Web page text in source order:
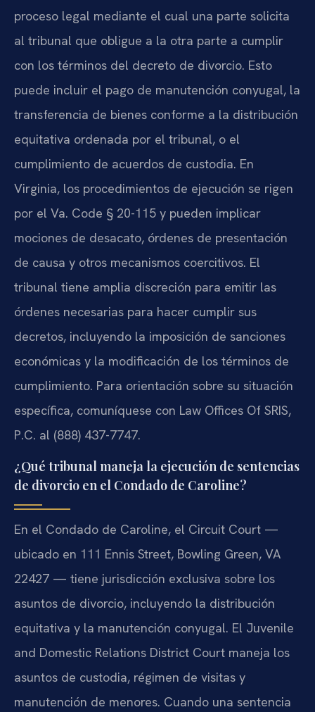
proceso legal mediante el cual una parte solicita
al tribunal que obligue a la otra parte a cumplir
con los términos del decreto de divorcio. Esto
puede incluir el pago de manutención conyugal, la
transferencia de bienes conforme a la distribución
equitativa ordenada por el tribunal, o el
cumplimiento de acuerdos de custodia. En
Virginia, los procedimientos de ejecución se rigen
por el Va. Code § 20-115 y pueden implicar
mociones de desacato, órdenes de presentación
de causa y otros mecanismos coercitivos. El
tribunal tiene amplia discreción para emitir las
órdenes necesarias para hacer cumplir sus
decretos, incluyendo la imposición de sanciones
económicas y la modificación de los términos de
cumplimiento. Para orientación sobre su situación
específica, comuníquese con Law Offices Of SRIS,
P.C. al (888) 437-7747.
¿Qué tribunal maneja la ejecución de sentencias
de divorcio en el Condado de Caroline?
En el Condado de Caroline, el Circuit Court —
ubicado en 111 Ennis Street, Bowling Green, VA
22427 — tiene jurisdicción exclusiva sobre los
asuntos de divorcio, incluyendo la distribución
equitativa y la manutención conyugal. El Juvenile
and Domestic Relations District Court maneja los
asuntos de custodia, régimen de visitas y
manutención de menores. Cuando una sentencia